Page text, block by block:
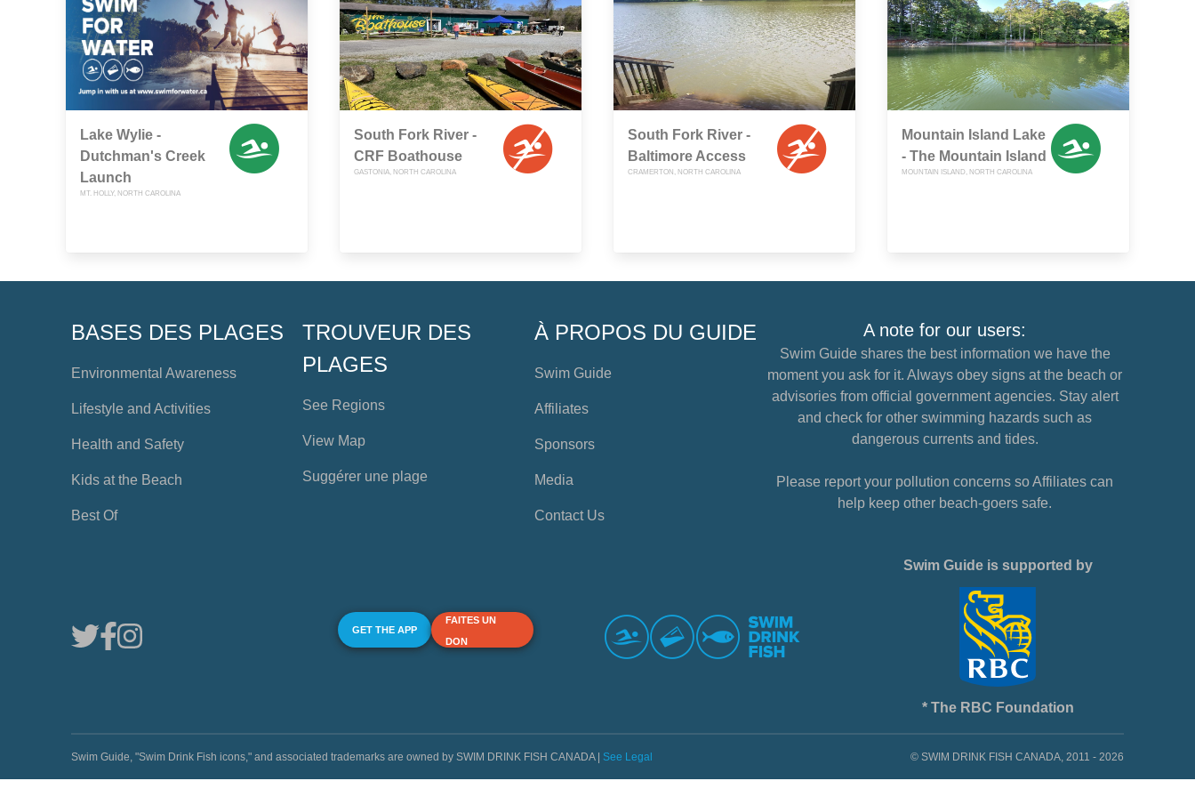
Lake Wylie -
Dutchman's Creek
Launch
MT. HOLLY, NORTH CAROLINA
South Fork River -
CRF Boathouse
GASTONIA, NORTH CAROLINA
South Fork River -
Baltimore Access
CRAMERTON, NORTH CAROLINA
Mountain Island Lake
- The Mountain Island
MOUNTAIN ISLAND, NORTH CAROLINA
BASES DES PLAGES
Environmental Awareness
Lifestyle and Activities
Health and Safety
Kids at the Beach
Best Of
TROUVEUR DES
PLAGES
See Regions
View Map
Suggérer une plage
À PROPOS DU GUIDE
Swim Guide
Affiliates
Sponsors
Media
Contact Us
A note for our users:
Swim Guide shares the best information we have the
moment you ask for it. Always obey signs at the beach or
advisories from official government agencies. Stay alert
and check for other swimming hazards such as
dangerous currents and tides.
Please report your pollution concerns so Affiliates can
help keep other beach-goers safe.
GET THE APP
FAITES UN
DON
Swim Guide is supported by
* The RBC Foundation
Swim Guide, "Swim Drink Fish icons," and associated trademarks are owned by SWIM DRINK FISH CANADA | See Legal © SWIM DRINK FISH CANADA, 2011 - 2026